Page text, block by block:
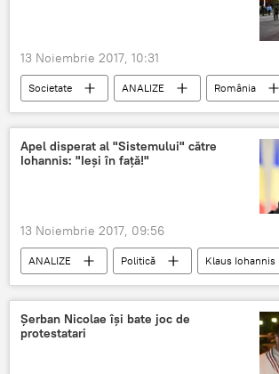
13 Noiembrie 2017, 10:31
Societate ANALIZE România
Apel disperat al "Sistemului" către
Iohannis: "Ieși în față!"
13 Noiembrie 2017, 09:56
ANALIZE Politică
Klaus Iohannis
DNA
PSD ALDE
Sistem
apel disperat
România
Șerban Nicolae își bate joc de
protestatari